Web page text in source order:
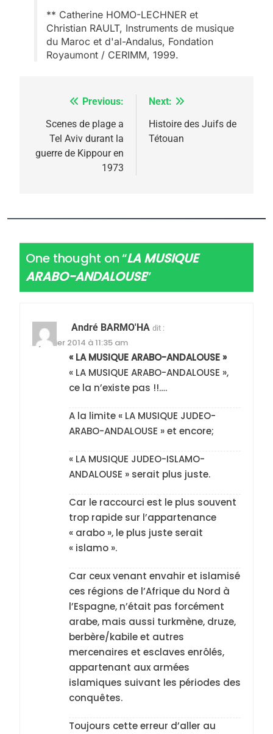
** Catherine HOMO-LECHNER et
Christian RAULT, Instruments de musique
du Maroc et d'al-Andalus, Fondation
Royaumont / CERIMM, 1999.
Navigation
de
l’article
Previous:
Scenes de plage a
Tel Aviv durant la
guerre de Kippour en
1973
Next:
Histoire des Juifs de
Tétouan
One thought on “LA MUSIQUE
ARABO-ANDALOUSE”
André BARMO'HA dit :
5 janvier 2014 à 11:35 am
« LA MUSIQUE ARABO-ANDALOUSE »
« LA MUSIQUE ARABO-ANDALOUSE »,
ce la n’existe pas !!….
A la limite « LA MUSIQUE JUDEO-
ARABO-ANDALOUSE » et encore;
« LA MUSIQUE JUDEO-ISLAMO-
ANDALOUSE » serait plus juste.
Car le raccourci est le plus souvent
trop rapide sur l’appartenance
« arabo », le plus juste serait
« islamo ».
Car ceux venant envahir et islamisé
ces régions de l’Afrique du Nord à
l’Espagne, n’était pas forcément
arabe, mais aussi turkmène, druze,
berbère/kabile et autres
mercenaires et esclaves enrôlés,
appartenant aux armées
islamiques suivant les périodes des
conquêtes.
Toujours cette erreur d’aller au